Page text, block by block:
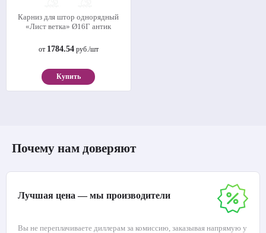
Карниз для штор однорядный
«Лист ветка» Ø16Г антик
от 1784.54руб./шт
Купить
Почему нам доверяют
Лучшая цена — мы производители
Вы не переплачиваете диллерам за комиссию, заказывая напрямую у